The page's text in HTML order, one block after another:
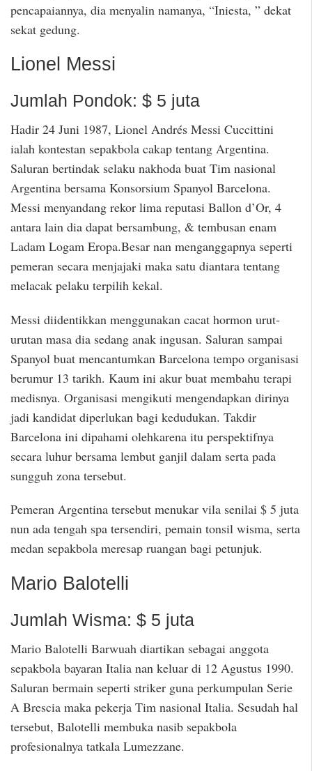
pencapaiannya, dia menyalin namanya, “Iniesta, ” dekat
sekat gedung.
Lionel Messi
Jumlah Pondok: $ 5 juta
Hadir 24 Juni 1987, Lionel Andrés Messi Cuccittini
ialah kontestan sepakbola cakap tentang Argentina.
Saluran bertindak selaku nakhoda buat Tim nasional
Argentina bersama Konsorsium Spanyol Barcelona.
Messi menyandang rekor lima reputasi Ballon d’Or, 4
antara lain dia dapat bersambung, & tembusan enam
Ladam Logam Eropa.Besar nan menganggapnya seperti
pemeran secara menjajaki maka satu diantara tentang
melacak pelaku terpilih kekal.
Messi diidentikkan menggunakan cacat hormon urut-
urutan masa dia sedang anak ingusan. Saluran sampai
Spanyol buat mencantumkan Barcelona tempo organisasi
berumur 13 tarikh. Kaum ini akur buat membahu terapi
medisnya. Organisasi mengikuti mengendapkan dirinya
jadi kandidat diperlukan bagi kedudukan. Takdir
Barcelona ini dipahami olehkarena itu perspektifnya
secara luhur bersama lembut ganjil dalam serta pada
sungguh zona tersebut.
Pemeran Argentina tersebut menukar vila senilai $ 5 juta
nun ada tengah spa tersendiri, pemain tonsil wisma, serta
medan sepakbola meresap ruangan bagi petunjuk.
Mario Balotelli
Jumlah Wisma: $ 5 juta
Mario Balotelli Barwuah diartikan sebagai anggota
sepakbola bayaran Italia nan keluar di 12 Agustus 1990.
Saluran bermain seperti striker guna perkumpulan Serie
A Brescia maka pekerja Tim nasional Italia. Sesudah hal
tersebut, Balotelli membuka nasib sepakbola
profesionalnya tatkala Lumezzane.